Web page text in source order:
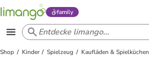
family
Shop Kinder Spielzeug Kaufläden & Spielküchen